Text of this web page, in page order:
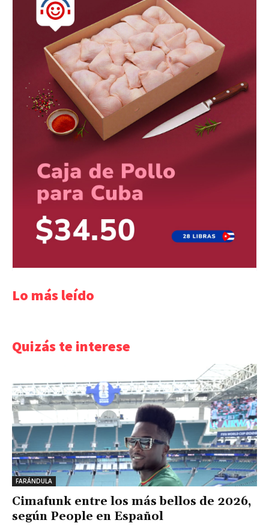
Lo más leído
Quizás te interese
FARÁNDULA
Cimafunk entre los más bellos de 2026,
según People en Español